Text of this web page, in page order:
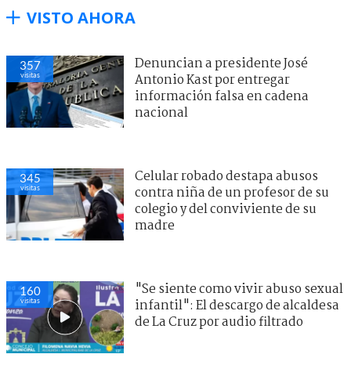
VISTO AHORA
357
visitas
Denuncian a presidente José
Antonio Kast por entregar
información falsa en cadena
nacional
345
visitas
Celular robado destapa abusos
contra niña de un profesor de su
colegio y del conviviente de su
madre
160
visitas
"Se siente como vivir abuso sexual
infantil": El descargo de alcaldesa
de La Cruz por audio filtrado